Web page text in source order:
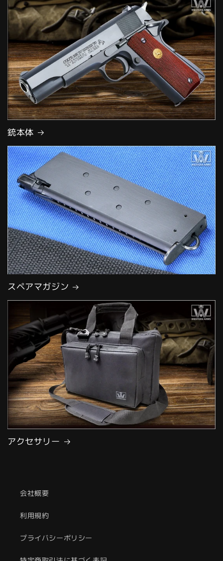
銃本体
スペアマガジン
アクセサリー
会社概要
利用規約
プライバシーポリシー